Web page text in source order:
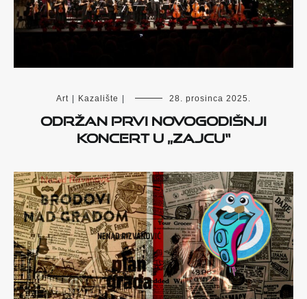
Art Kazalište 28. prosinca 2025.
Održan prvi Novogodišnji
koncert u „Zajcu“